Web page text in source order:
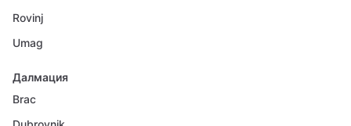
Rovinj
Umag
Далмация
Brac